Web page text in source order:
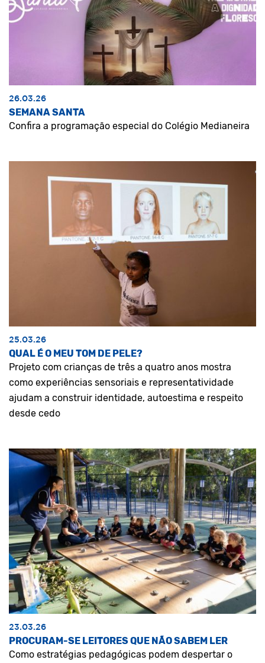
26.03.26
SEMANA SANTA
Confira a programação especial do Colégio Medianeira
25.03.26
QUAL É O MEU TOM DE PELE?
Projeto com crianças de três a quatro anos mostra
como experiências sensoriais e representatividade
ajudam a construir identidade, autoestima e respeito
desde cedo
23.03.26
PROCURAM-SE LEITORES QUE NÃO SABEM LER
Como estratégias pedagógicas podem despertar o